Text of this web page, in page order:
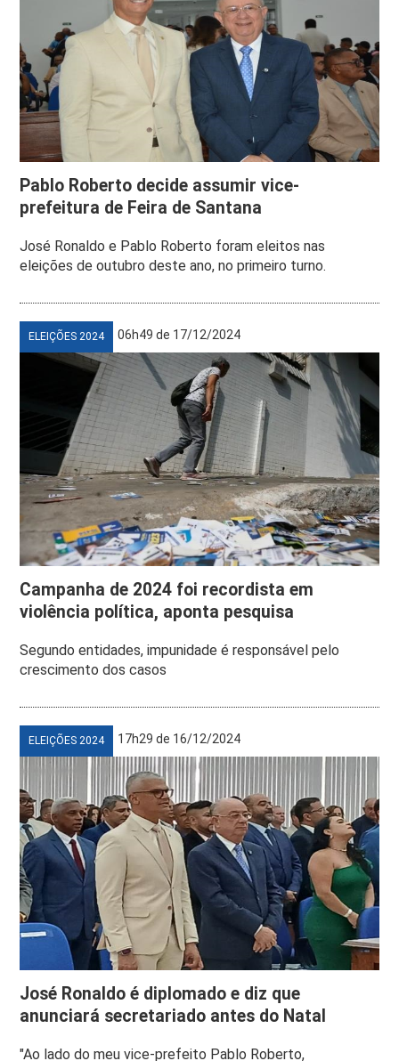
Pablo Roberto decide assumir vice-
prefeitura de Feira de Santana
José Ronaldo e Pablo Roberto foram eleitos nas
eleições de outubro deste ano, no primeiro turno.
ELEIÇÕES 2024 06h49 de 17/12/2024
Campanha de 2024 foi recordista em
violência política, aponta pesquisa
Segundo entidades, impunidade é responsável pelo
crescimento dos casos
ELEIÇÕES 2024 17h29 de 16/12/2024
José Ronaldo é diplomado e diz que
anunciará secretariado antes do Natal
"Ao lado do meu vice-prefeito Pablo Roberto,